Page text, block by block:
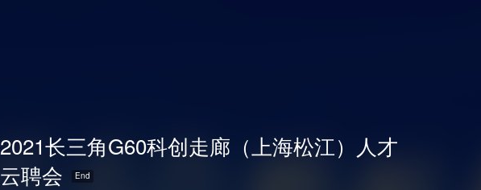
2021长三角G60科创走廊（上海松江）人才
云聘会